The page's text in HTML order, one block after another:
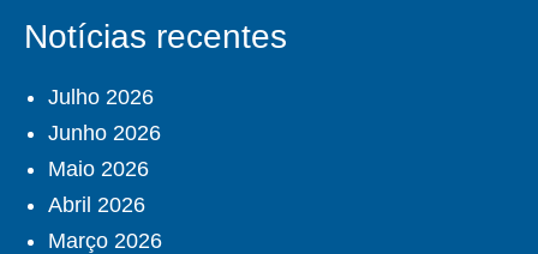
Notícias recentes
Julho 2026
Junho 2026
Maio 2026
Abril 2026
Março 2026